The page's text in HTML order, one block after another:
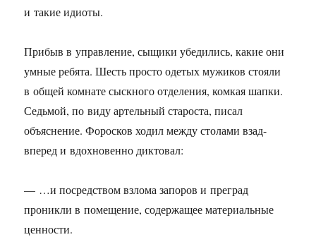
и такие идиоты.
Прибыв в управление, сыщики убедились, какие они
умные ребята. Шесть просто одетых мужиков стояли
в общей комнате сыскного отделения, комкая шапки.
Седьмой, по виду артельный староста, писал
объяснение. Форосков ходил между столами взад-
вперед и вдохновенно диктовал:
— …и посредством взлома запоров и преград
проникли в помещение, содержащее материальные
ценности.